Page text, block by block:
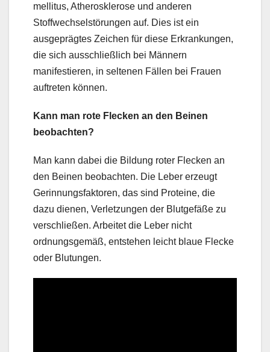
mellitus, Atherosklerose und anderen
Stoffwechselstörungen auf. Dies ist ein
ausgeprägtes Zeichen für diese Erkrankungen,
die sich ausschließlich bei Männern
manifestieren, in seltenen Fällen bei Frauen
auftreten können.
Kann man rote Flecken an den Beinen
beobachten?
Man kann dabei die Bildung roter Flecken an
den Beinen beobachten. Die Leber erzeugt
Gerinnungsfaktoren, das sind Proteine, die
dazu dienen, Verletzungen der Blutgefäße zu
verschließen. Arbeitet die Leber nicht
ordnungsgemäß, entstehen leicht blaue Flecke
oder Blutungen.